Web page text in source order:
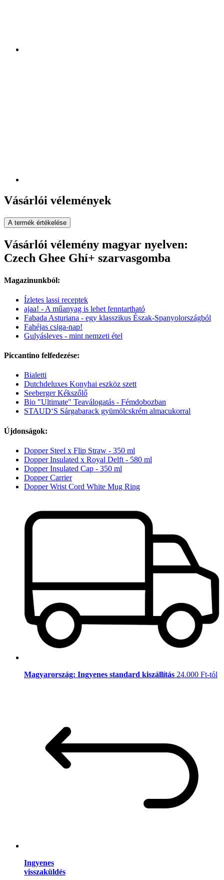
Vásárlói vélemények
A termék értékelése
Vásárlói vélemény magyar nyelven:
Czech Ghee Ghí+ szarvasgomba
Magazinunkból:
Ízletes lassi receptek
ajaa! - A műanyag is lehet fenntartható
Fabada Asturiana - egy klasszikus Észak-Spanyolországból
Fahéjas csiga-nap!
Gulyásleves - mint nemzeti étel
Piccantino felfedezése:
Bialetti
Dutchdeluxes Konyhai eszköz szett
Seeberger Kékszőlő
Bio "Ultimate" Teaválogatás - Fémdobozban
STAUD‘S Sárgabarack gyümölcskrém almacukorral
Újdonságok:
Dopper Steel x Flip Straw - 350 ml
Dopper Insulated x Royal Delft - 580 ml
Dopper Insulated Cap - 350 ml
Dopper Carrier
Dopper Wrist Cord White Mug Ring
Magyarország: Ingyenes standard kiszállítás 24.000 Ft-tól
Ingyenes
visszaküldés